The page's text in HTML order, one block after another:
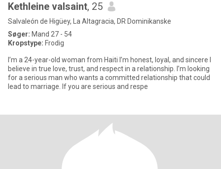
Kethleine valsaint, 25
Salvaleón de Higüey, La Altagracia, DR Dominikanske
Søger: Mand 27 - 54
Kropstype: Frodig
I’m a 24-year-old woman from Haiti I’m honest, loyal, and sincere I
believe in true love, trust, and respect in a relationship. I’m looking
for a serious man who wants a committed relationship that could
lead to marriage. If you are serious and respe